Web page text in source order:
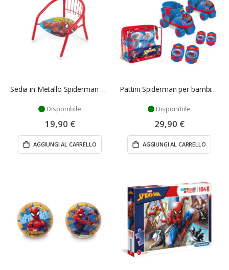
Sedia in Metallo Spiderman per Bambini
Disponibile
19,90 €
AGGIUNGI AL CARRELLO
Pattini Spiderman per bambini - Mondo
Disponibile
29,90 €
AGGIUNGI AL CARRELLO